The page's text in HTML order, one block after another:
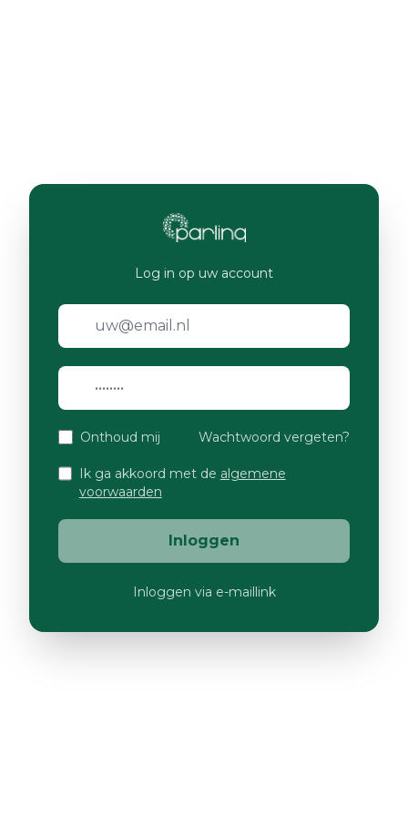
Log in op uw account
Onthoud mij Wachtwoord vergeten?
Ik ga akkoord met de algemene
voorwaarden
Inloggen
Inloggen via e-maillink